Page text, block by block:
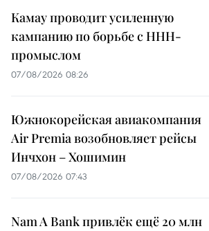
Камау проводит усиленную
кампанию по борьбе с ННН-
промыслом
07/08/2026 08:26
Южнокорейская авиакомпания
Air Premia возобновляет рейсы
Инчхон – Хошимин
07/08/2026 07:43
Nam A Bank привлёк ещё 20 млн